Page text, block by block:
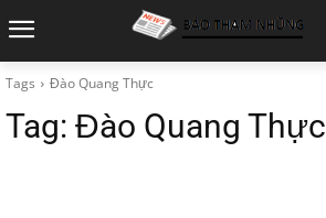
Tags Đào Quang Thực
Tag: Đào Quang Thực